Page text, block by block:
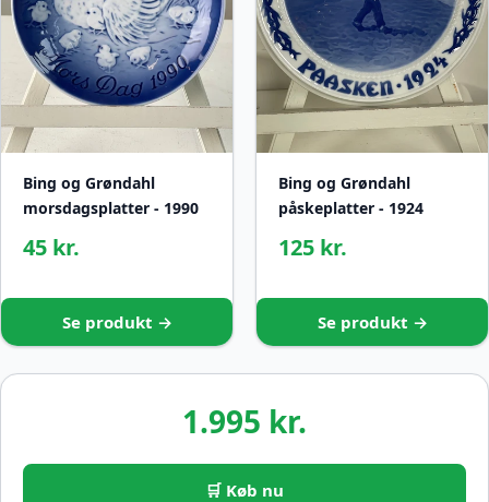
Bing og Grøndahl
morsdagsplatter - 1990
45 kr.
Se produkt →
Bing og Grøndahl
påskeplatter - 1924
125 kr.
Se produkt →
1.995 kr.
🛒 Køb nu